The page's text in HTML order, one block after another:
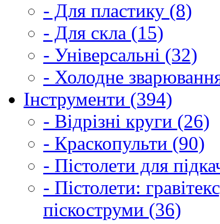
- Для пластику (8)
- Для скла (15)
- Універсальні (32)
- Холодне
Інструменти (394)
- Відрізні круги (26)
- Краскопульти (90)
- Пістолети для
- Пістолети:
піскоструми (36)